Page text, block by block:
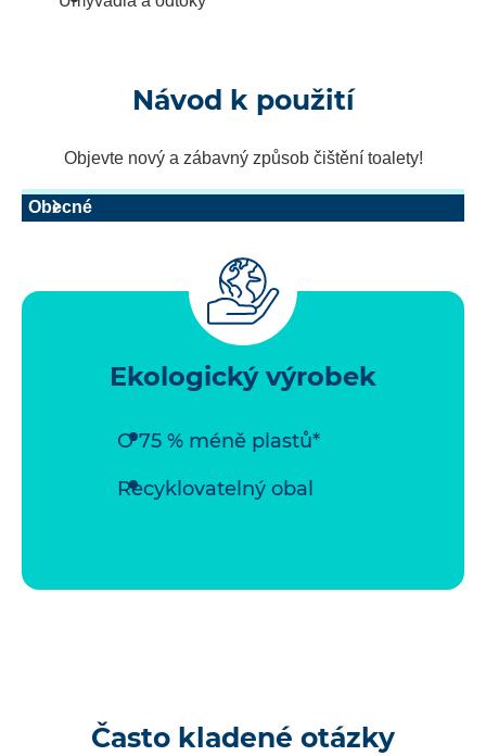
Návod k použití
Objevte nový a zábavný způsob čištění toalety!
Obecné
Ekologický výrobek
O 75 % méně plastů*
Recyklovatelný obal
Často kladené otázky